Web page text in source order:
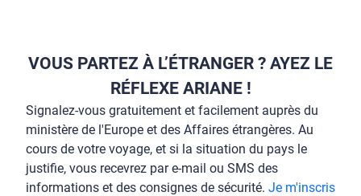
VOUS PARTEZ À L’ÉTRANGER ? AYEZ LE
RÉFLEXE ARIANE !
Signalez-vous gratuitement et facilement auprès du
ministère de l'Europe et des Affaires étrangères. Au
cours de votre voyage, et si la situation du pays le
justifie, vous recevrez par e-mail ou SMS des
informations et des consignes de sécurité. Je m'inscris